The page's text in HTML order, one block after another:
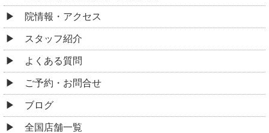
院情報・アクセス
スタッフ紹介
よくある質問
ご予約・お問合せ
ブログ
全国店舗一覧